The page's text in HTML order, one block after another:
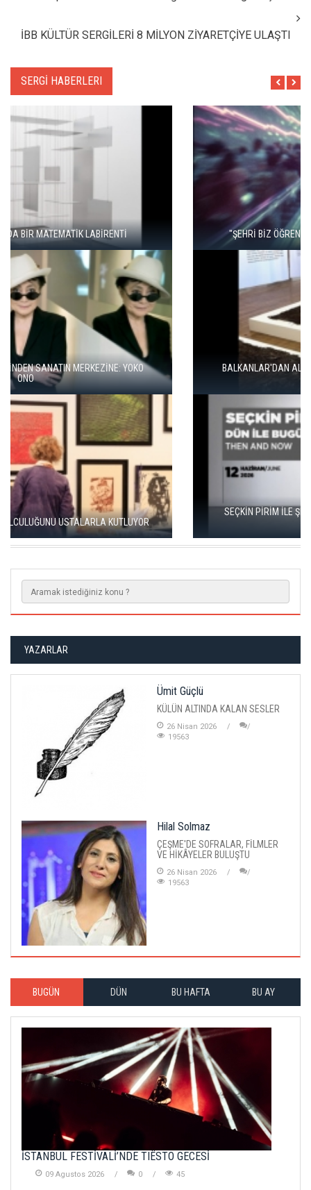
İBB KÜLTÜR SERGİLERİ 8 MİLYON ZİYARETÇİYE ULAŞTI
SERGİ HABERLERI
"ŞEHRİ BİZ ÖĞRENMİYORUZ, TELEFONUMUZ ÖĞRENİYOR"
BALKANLAR'DAN ALÇITEPE'YE GÖÇÜN HİKAYESİ: "KÖK HALI"
SERGİSİ AÇILDI
SEÇKİN PİRİM İLE ŞEREFİYE SARNICI'NDA "DÜN İLE BUGÜN"
SERGİSİ
YAZARLAR
Ümit Güçlü
KÜLÜN ALTINDA KALAN SESLER
26 Nisan 2026
19563
Hilal Solmaz
ÇEŞME'DE SOFRALAR, FİLMLER
VE HİKÂYELER BULUŞTU
26 Nisan 2026
19563
BUGÜN DÜN BU HAFTA BU AY
İSTANBUL FESTİVALİ’NDE TIËSTO GECESİ
09 Agustos 2026 0 45